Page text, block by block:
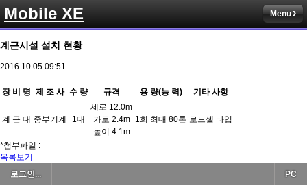
Mobile XE Menu
계근시설 설치 현황
2016.10.05 09:51
장 비 명 제 조 사 수 량 규격 용 량(능 력) 기타 사항
계 근 대 중부기계 1대
세로 12.0m
가로 2.4m
높이 4.1m
1회 최대 80톤 로드셀 타입
*첨부파일 :
목록보기
로그인...
PC